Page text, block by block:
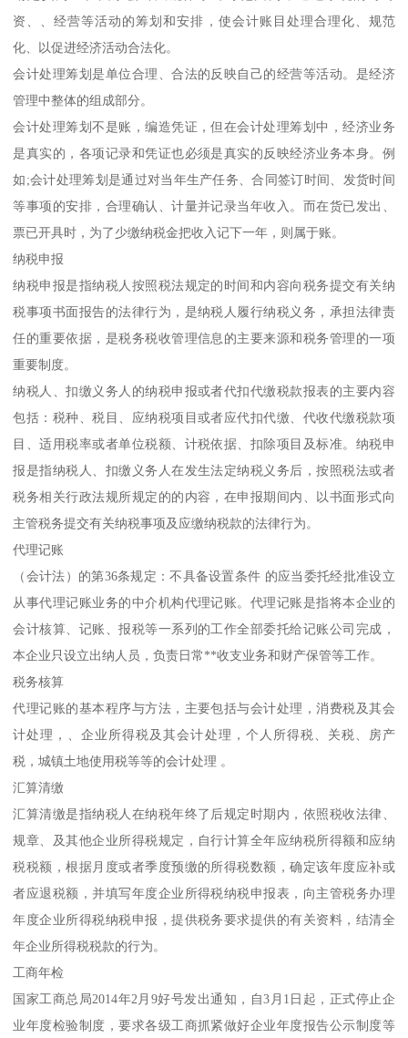
资、、经营等活动的筹划和安排，使会计账目处理合理化、规范
化、以促进经济活动合法化。
会计处理筹划是单位合理、合法的反映自己的经营等活动。是经济
管理中整体的组成部分。
会计处理筹划不是账，编造凭证，但在会计处理筹划中，经济业务
是真实的，各项记录和凭证也必须是真实的反映经济业务本身。例
如;会计处理筹划是通过对当年生产任务、合同签订时间、发货时间
等事项的安排，合理确认、计量并记录当年收入。而在货已发出、
票已开具时，为了少缴纳税金把收入记下一年，则属于账。
纳税申报
纳税申报是指纳税人按照税法规定的时间和内容向税务提交有关纳
税事项书面报告的法律行为，是纳税人履行纳税义务，承担法律责
任的重要依据，是税务税收管理信息的主要来源和税务管理的一项
重要制度。
纳税人、扣缴义务人的纳税申报或者代扣代缴税款报表的主要内容
包括：税种、税目、应纳税项目或者应代扣代缴、代收代缴税款项
目、适用税率或者单位税额、计税依据、扣除项目及标准。纳税申
报是指纳税人、扣缴义务人在发生法定纳税义务后，按照税法或者
税务相关行政法规所规定的的内容，在申报期间内、以书面形式向
主管税务提交有关纳税事项及应缴纳税款的法律行为。
代理记账
（会计法）的第36条规定：不具备设置条件 的应当委托经批准设立
从事代理记账业务的中介机构代理记账。代理记账是指将本企业的
会计核算、记账、报税等一系列的工作全部委托给记账公司完成，
本企业只设立出纳人员，负责日常**收支业务和财产保管等工作。
税务核算
代理记账的基本程序与方法，主要包括与会计处理，消费税及其会
计处理，、企业所得税及其会计处理，个人所得税、关税、房产
税，城镇土地使用税等等的会计处理 。
汇算清缴
汇算清缴是指纳税人在纳税年终了后规定时期内，依照税收法律、
规章、及其他企业所得税规定，自行计算全年应纳税所得额和应纳
税税额，根据月度或者季度预缴的所得税数额，确定该年度应补或
者应退税额，并填写年度企业所得税纳税申报表，向主管税务办理
年度企业所得税纳税申报，提供税务要求提供的有关资料，结清全
年企业所得税税款的行为。
工商年检
国家工商总局2014年2月9好号发出通知，自3月1日起，正式停止企
业年度检验制度，要求各级工商抓紧做好企业年度报告公示制度等